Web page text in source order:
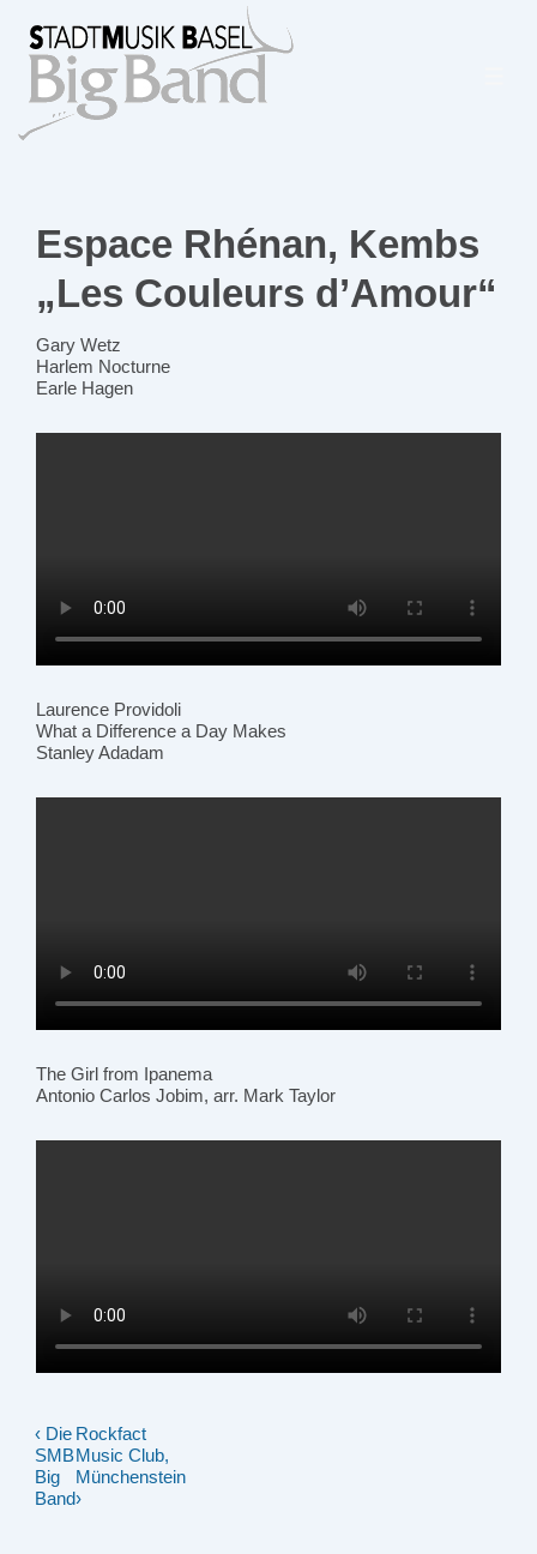
Zum
Inhalt
Espace Rhénan, Kembs
„Les Couleurs d’Amour“
Gary Wetz
Harlem Nocturne
Earle Hagen
Laurence Providoli
What a Difference a Day Makes
Stanley Adadam
The Girl from Ipanema
Antonio Carlos Jobim, arr. Mark Taylor
Beitragsnavigation
‹ Die
SMB
Big
Band
Rockfact
Music Club,
Münchenstein
›